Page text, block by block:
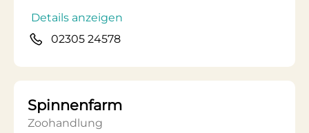
Details anzeigen
02305 24578
Spinnenfarm
Zoohandlung